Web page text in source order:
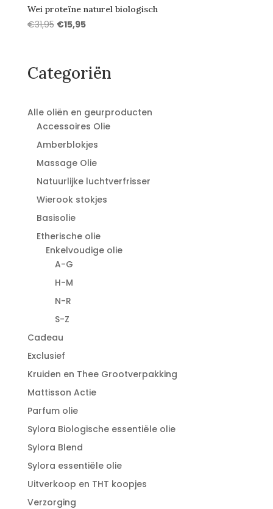
Wei proteïne naturel biologisch
€31,95 Oorspronkelijke
€15,95Huidige
€15,95.
Categoriën
Alle oliën en geurproducten
Accessoires Olie
Amberblokjes
Massage Olie
Natuurlijke luchtverfrisser
Wierook stokjes
Basisolie
Etherische olie
Enkelvoudige olie
A-G
H-M
N-R
S-Z
Cadeau
Exclusief
Kruiden en Thee Grootverpakking
Mattisson Actie
Parfum olie
Sylora Biologische essentiële olie
Sylora Blend
Sylora essentiële olie
Uitverkoop en THT koopjes
Verzorging